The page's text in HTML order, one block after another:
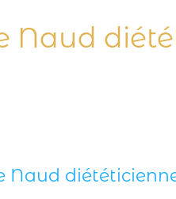
Naud
Naud